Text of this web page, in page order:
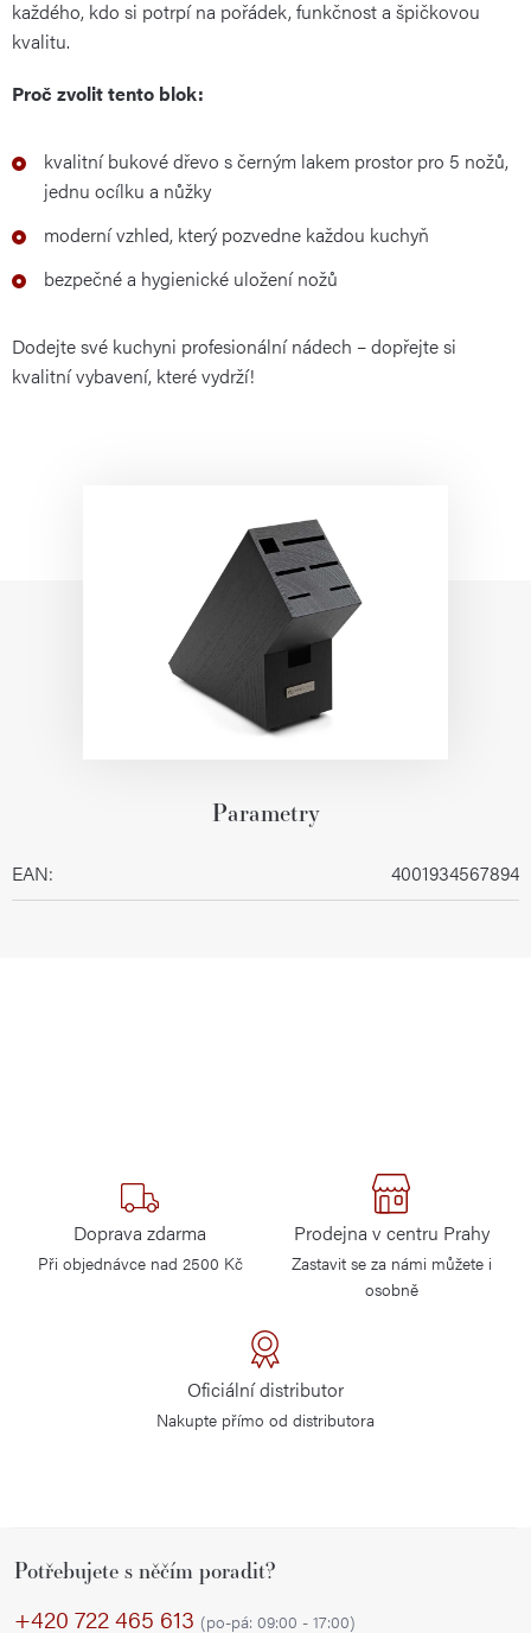
každého, kdo si potrpí na pořádek, funkčnost a špičkovou
kvalitu.
Proč zvolit tento blok:
kvalitní bukové dřevo s černým lakem prostor pro 5 nožů,
jednu ocílku a nůžky
moderní vzhled, který pozvedne každou kuchyň
bezpečné a hygienické uložení nožů
Dodejte své kuchyni profesionální nádech – dopřejte si
kvalitní vybavení, které vydrží!
Parametry
EAN: 4001934567894
Doprava zdarma
Při objednávce nad 2500 Kč
Prodejna v centru Prahy
Zastavit se za námi můžete i
osobně
Oficiální distributor
Nakupte přímo od distributora
Potřebujete s něčím poradit?
+420 722 465 613 (po-pá: 09:00 - 17:00)